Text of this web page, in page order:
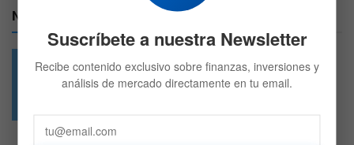
Nuestras Redes:
49.6k 4.7k
Suscríbete a nuestra Newsletter
Recibe contenido exclusivo sobre finanzas, inversiones y
análisis de mercado directamente en tu email.